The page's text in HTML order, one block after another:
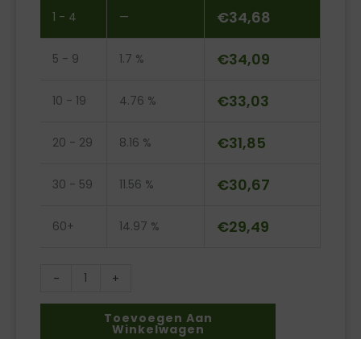
1 - 4 — €34,68
5 - 9 1.7 % €34,09
10 - 19 4.76 % €33,03
20 - 29 8.16 % €31,85
30 - 59 11.56 % €30,67
60+ 14.97 % €29,49
-
blauw
cm
120
LDPE
+
Toevoegen Aan
Winkelwagen